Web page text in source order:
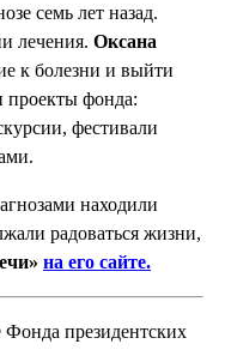
семь лет назад.
лечения. Оксана
к болезни и выйти
проекты фонда:
фестивали
находили
радоваться жизни,
на его сайте.
Фонда президентских